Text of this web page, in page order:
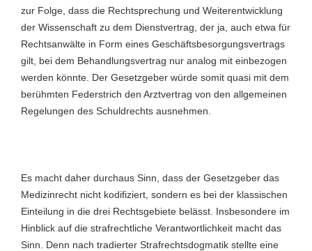
zur Folge, dass die Rechtsprechung und Weiterentwicklung
der Wissenschaft zu dem Dienstvertrag, der ja, auch etwa für
Rechtsanwälte in Form eines Geschäftsbesorgungsvertrags
gilt, bei dem Behandlungsvertrag nur analog mit einbezogen
werden könnte. Der Gesetzgeber würde somit quasi mit dem
berühmten Federstrich den Arztvertrag von den allgemeinen
Regelungen des Schuldrechts ausnehmen.
Es macht daher durchaus Sinn, dass der Gesetzgeber das
Medizinrecht nicht kodifiziert, sondern es bei der klassischen
Einteilung in die drei Rechtsgebiete belässt. Insbesondere im
Hinblick auf die strafrechtliche Verantwortlichkeit macht das
Sinn. Denn nach tradierter Strafrechtsdogmatik stellte eine